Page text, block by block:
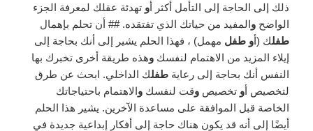
ذلك إلى الحاجة إلى التأمل أكثر أو تهدئة عقلك لمعرفة الجزء
الواضحوالمفيد من حياتك الذي تفتقده. ## أن تحلم بإهمال
طفلك (أو طفل مهمل) ، فهذا الحلم يشير إلى أنك بحاجة إلى
إيلاء المزيد من الاهتمام لنفسكوهذه طريقة أخرى تخبرك بها
النفس أنك بحاجة إلى رعايةطفلك الداخلي. ابحث عن طرق
لتخصيص أو تخصيصوقت لنفسكوالاهتمام باحتياجاتك
الخاصة قبل الموافقة على مساعدة الآخرين. يشير هذا الحلم
أيضًا إلى أنه قد يكون هناك حاجة إلى أفكار إبداعية جديدة في